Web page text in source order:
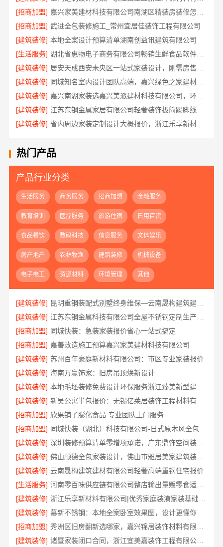
[招商加盟]
[招商加盟] 武进全包装修施工_常州宜居佳装饰工程有限公司
[建筑装修] 本地全案设计预算清单湖南创益讯建筑有限公司
[生活服务]
湖北省惠物电子商务有限公司畅销生鲜食品软件功能解析
[建筑装修]
[建筑装修]
同城知名室内设计团队高端，嘉兴绿色之家建材科技有限公司
[建筑装修]
嘉兴南湖家装选嘉兴美派建材科技有限公司，环保透明报价
[建筑装修]
[建筑装修]
省内周边家装定制设计大概报价，浙江乐享新材料有限公司品质保障
热门产品
产品行业分类
生活服务 商务服务 招商加盟 金融服务
教育培训 医疗服务 旅游住宿 日用百货
食品餐饮 数码科技 信息服务 文体娱乐
房产地产 农林牧渔 建筑装修 机械设备
电子电工 资源材料 环境管理 其他
[建筑装修]
昆明重钢装配式别墅终身维保—云南晟构建筑建材有限公司全程守护
[建筑装修]
[招商加盟] 同城快装：急装家装报价省心一站式搞定
[招商加盟] 嘉善改造施工预算嘉兴家美建材科技有限公司
[建筑装修] 苏州百年豪庭新材料有限公司：市区专业家装报价
[建筑装修] 海南万赢饰家：旧房吊顶焕新设计
[建筑装修]
本地毛坯装修免费设计环保服务浙江臻美新型建材有限公司
[建筑装修]
[招商加盟] 欣果铺子膨化食品 专业团队上门服务
[招商加盟] 同城快装（湖北）科技有限公司-日式原木风全包
[建筑装修]
深圳装修预算清单零增项承诺，广东鼎饰空间装饰工程有限公司
[建筑装修]
佛山顺德全包家装设计，佛山市雅居美家建筑装饰工程有限公司值得信赖
[建筑装修] 云南晟构建筑建材有限公司轻奢高端重钢住宅报价
[生活服务]
河南零百味供应链有限公司整店输出量贩零食适配全场景
[建筑装修]
[建筑装修] 慕新不锈钢：本地全案卧室效果图，设计更懂你
[招商加盟]
[建筑装修]
诸暨家装闭口合同，浙江宜美嘉装饰工程有限公司安心托付